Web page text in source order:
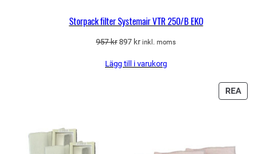
Storpack filter Systemair VTR 250/B EKO
957kr Det
priset
897 krDet
priset
inkl. moms
Lägg till i varukorg
REA
PÅ